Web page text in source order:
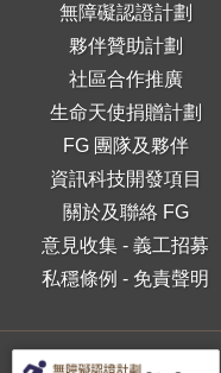
無障礙認證計劃
夥伴贊助計劃
社區合作推廣
生命天使捐贈計劃
FG 團隊及夥伴
資訊科技開發項目
關於及聯絡 FG
意見收集 -義工招募
私穩條例 - 免責聲明